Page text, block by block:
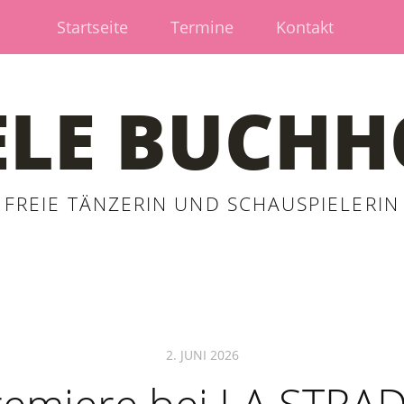
Startseite Termine Kontakt
FREIE TÄNZERIN UND SCHAUSPIELERIN
2. JUNI 2026